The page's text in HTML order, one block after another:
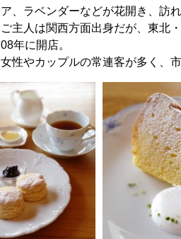
ア、ラベンダーなどが花開き、訪
ご主人は関西方面出身だが、東北
08年に開店。
女性やカップルの常連客が多く、